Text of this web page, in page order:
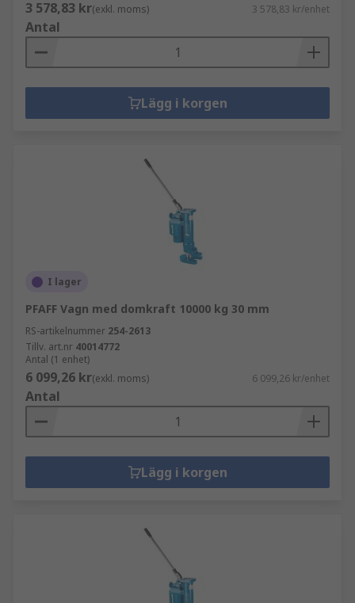
3 578,83 kr(exkl. moms) 3 578,83 kr/enhet
Antal
Lägg i korgen
I lager
PFAFF Vagn med domkraft 10000 kg 30 mm
RS-artikelnummer 254-2613
Tillv. art.nr 40014772
Antal (1 enhet)
6 099,26 kr(exkl. moms) 6 099,26 kr/enhet
Antal
Lägg i korgen